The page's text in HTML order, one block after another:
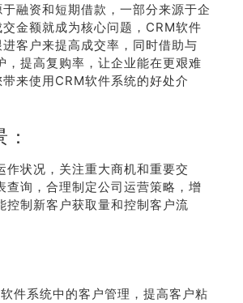
融资和短期借款，一部分来源于企
金额就成为核心问题，CRM软件
客户来提高成交率，同时借助与
提高复购率，让企业能在更艰难
来使用CRM软件系统的好处介
状况，关注重大商机和重要交
询，合理制定公司运营策略，增
控制新客户获取量和控制客户流
件系统中的客户管理，提高客户粘